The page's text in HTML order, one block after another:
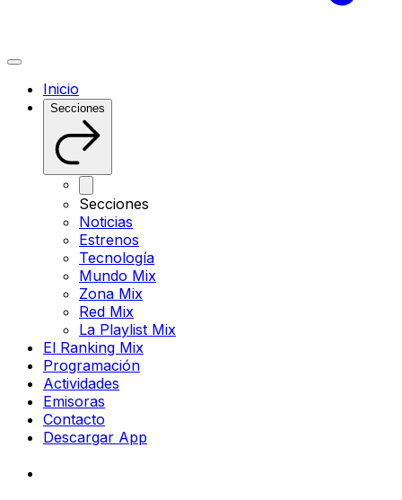
Inicio
Secciones
Secciones
Noticias
Estrenos
Tecnología
Mundo Mix
Zona Mix
Red Mix
La Playlist Mix
El Ranking Mix
Programación
Actividades
Emisoras
Contacto
Descargar App